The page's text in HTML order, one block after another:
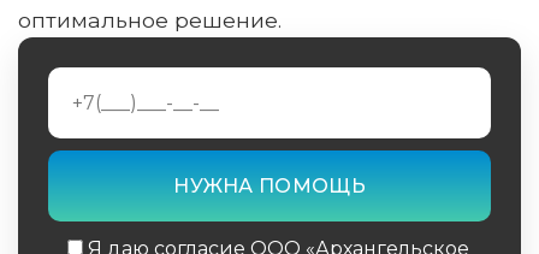
оптимальное решение.
Я даю согласие ООО «Архангельское